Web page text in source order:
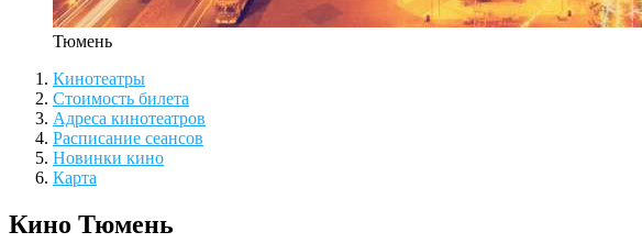
Тюмень
Кинотеатры
Стоимость билета
Адреса кинотеатров
Расписание сеансов
Новинки кино
Карта
Кино Тюмень